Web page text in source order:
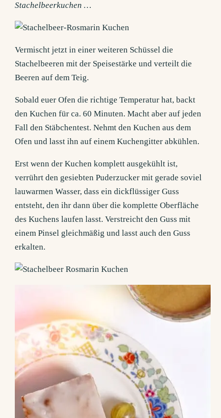
Stachelbeerkuchen …
Vermischt jetzt in einer weiteren Schüssel die
Stachelbeeren mit der Speisestärke und verteilt die
Beeren auf dem Teig.
Sobald euer Ofen die richtige Temperatur hat, backt
den Kuchen für ca. 60 Minuten. Macht aber auf jeden
Fall den Stäbchentest. Nehmt den Kuchen aus dem
Ofen und lasst ihn auf einem Kuchengitter abkühlen.
Erst wenn der Kuchen komplett ausgekühlt ist,
verrührt den gesiebten Puderzucker mit gerade soviel
lauwarmen Wasser, dass ein dickflüssiger Guss
entsteht, den ihr dann über die komplette Oberfläche
des Kuchens laufen lasst. Verstreicht den Guss mit
einem Pinsel gleichmäßig und lasst auch den Guss
erkalten.